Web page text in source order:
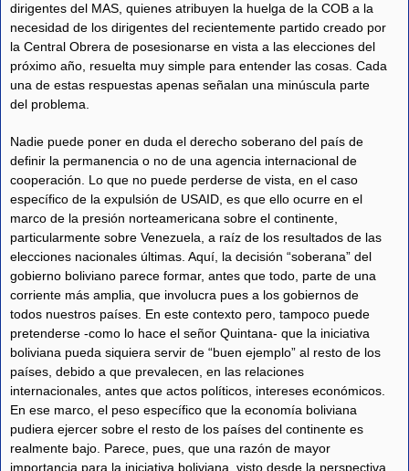
dirigentes del MAS, quienes atribuyen la huelga de la COB a la
necesidad de los dirigentes del recientemente partido creado por
la Central Obrera de posesionarse en vista a las elecciones del
próximo año, resuelta muy simple para entender las cosas. Cada
una de estas respuestas apenas señalan una minúscula parte
del problema.
Nadie puede poner en duda el derecho soberano del país de
definir la permanencia o no de una agencia internacional de
cooperación. Lo que no puede perderse de vista, en el caso
específico de la expulsión de USAID, es que ello ocurre en el
marco de la presión norteamericana sobre el continente,
particularmente sobre Venezuela, a raíz de los resultados de las
elecciones nacionales últimas. Aquí, la decisión “soberana” del
gobierno boliviano parece formar, antes que todo, parte de una
corriente más amplia, que involucra pues a los gobiernos de
todos nuestros países. En este contexto pero, tampoco puede
pretenderse -como lo hace el señor Quintana- que la iniciativa
boliviana pueda siquiera servir de “buen ejemplo” al resto de los
países, debido a que prevalecen, en las relaciones
internacionales, antes que actos políticos, intereses económicos.
En ese marco, el peso específico que la economía boliviana
pudiera ejercer sobre el resto de los países del continente es
realmente bajo. Parece, pues, que una razón de mayor
importancia para la iniciativa boliviana, visto desde la perspectiva